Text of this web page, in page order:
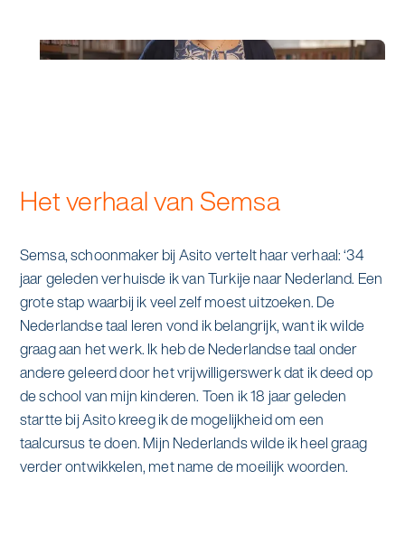
Graffitireiniging
Aanvullende diensten
Zorgondersteuning
Vloermeester van One Go
alle diensten bekijken
Onderwijs
Zorg
Asito impuls
Kennisbank
Contact
Wij werken voor
Duurzaamheid & Asito
Het verhaal van Semsa
Semsa, schoonmaker bij Asito vertelt haar verhaal: ‘34
jaar geleden verhuisde ik van Turkije naar Nederland. Een
grote stap waarbij ik veel zelf moest uitzoeken. De
Nederlandse taal leren vond ik belangrijk, want ik wilde
graag aan het werk. Ik heb de Nederlandse taal onder
andere geleerd door het vrijwilligerswerk dat ik deed op
de school van mijn kinderen. Toen ik 18 jaar geleden
startte bij Asito kreeg ik de mogelijkheid om een
taalcursus te doen. Mijn Nederlands wilde ik heel graag
verder ontwikkelen, met name de moeilijk woorden.